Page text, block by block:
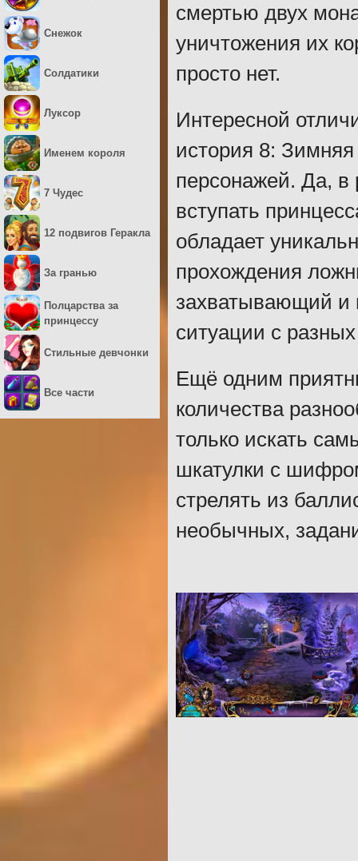
смертью двух
уничтожения их
просто нет.
Интересной
история 8: Зимняя
персонажей. Да, в
вступать
обладает
прохождения
захватывающий и
ситуации с
Ещё одним
количества
только искать
шкатулки с
стрелять из
необычных,
Снежок
Солдатики
Луксор
Именем короля
7 Чудес
12 подвигов Геракла
За гранью
Полцарства за
принцессу
Стильные девчонки
Все части